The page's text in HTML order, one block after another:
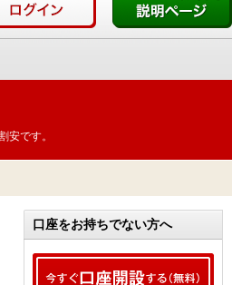
安です。
口座をお持ちでない方へ